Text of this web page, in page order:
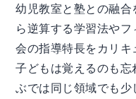
幼児教室と塾との融
ら逆算する学習法や
会の指導特長をカリキ
子どもは覚えるのも
ぶでは同じ領域でも